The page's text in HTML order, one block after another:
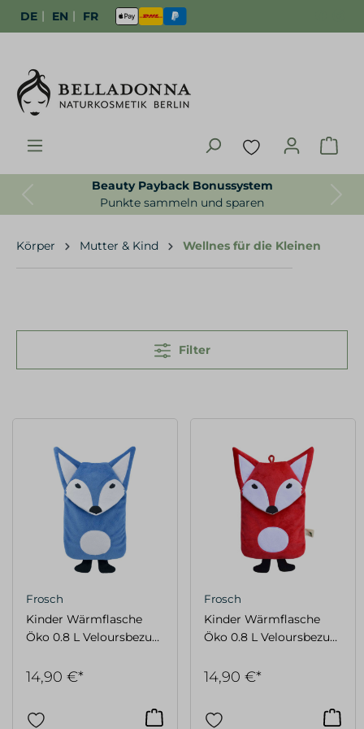
DE | EN | FR
Beauty Payback Bonussystem
Punkte sammeln und sparen
Previous Next
Körper Mutter & Kind Wellnes für die Kleinen
Filter
Frosch
Kinder Wärmflasche
Öko 0.8 L Veloursbezug
14,90 €*
Frosch
Kinder Wärmflasche
Öko 0.8 L Veloursbezug
14,90 €*